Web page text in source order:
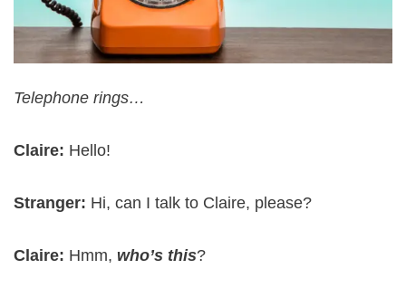
Telephone rings…
Claire: Hello!
Stranger: Hi, can I talk to Claire, please?
Claire: Hmm, who’s this?